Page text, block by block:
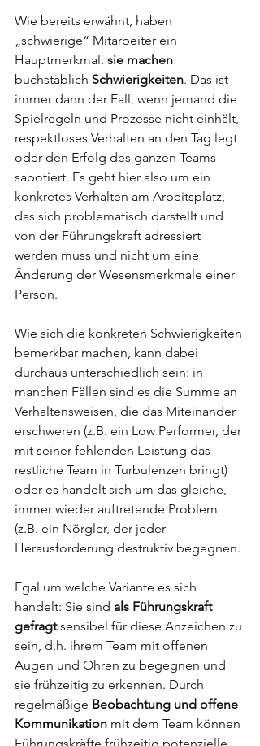
Wie bereits erwähnt, haben
„schwierige“ Mitarbeiter ein
Hauptmerkmal: sie machen
buchstäblich Schwierigkeiten. Das ist
immer dann der Fall, wenn jemand die
Spielregeln und Prozesse nicht einhält,
respektloses Verhalten an den Tag legt
oder den Erfolg des ganzen Teams
sabotiert. Es geht hier also um ein
konkretes Verhalten am Arbeitsplatz,
das sich problematisch darstellt und
von der Führungskraft adressiert
werden muss und nicht um eine
Änderung der Wesensmerkmale einer
Person.
Wie sich die konkreten Schwierigkeiten
bemerkbar machen, kann dabei
durchaus unterschiedlich sein: in
manchen Fällen sind es die Summe an
Verhaltensweisen, die das Miteinander
erschweren (z.B. ein Low Performer, der
mit seiner fehlenden Leistung das
restliche Team in Turbulenzen bringt)
oder es handelt sich um das gleiche,
immer wieder auftretende Problem
(z.B. ein Nörgler, der jeder
Herausforderung destruktiv begegnen.
Egal um welche Variante es sich
handelt: Sie sind als Führungskraft
gefragt sensibel für diese Anzeichen zu
sein, d.h. ihrem Team mit offenen
Augen und Ohren zu begegnen und
sie frühzeitig zu erkennen. Durch
regelmäßige Beobachtung und offene
Kommunikation mit dem Team können